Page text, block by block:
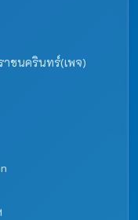
ชนครินทร์(เพจ)